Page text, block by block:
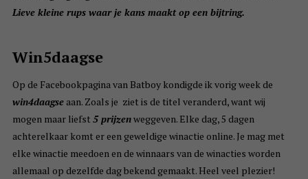
Lieve kleine rups waar je kans maakt op een bijtring.
Win5daagse
Op de Facebookpagina van Batboy kondigde ik vorig week de
win4daagseaan. Zoals je ziet is de titel veranderd, want wij
mogen maar liefst 5 prijzenweggeven. Elke dag, 5 dagen
achterelkaar komt er een geweldige winactie online. Je mag met
elke winactie meedoen en de winnaars van de winacties worden
allemaal op dezelfde dag bekend gemaakt. Heel veel plezier!